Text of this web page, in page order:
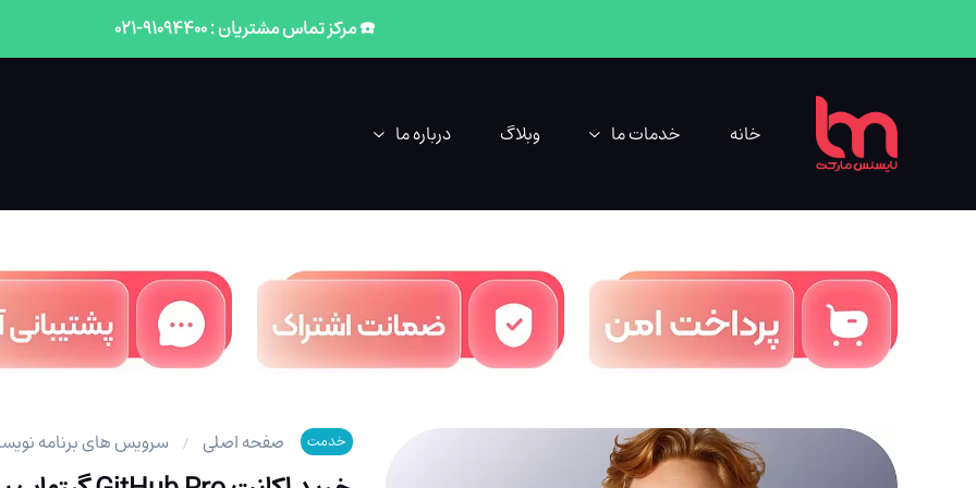
☎️ مرکز تماس مشتریان : 91094400-021
خانه خدمات ما وبلاگ درباره ما
خدمت صفحه اصلی سرویس های برنامه